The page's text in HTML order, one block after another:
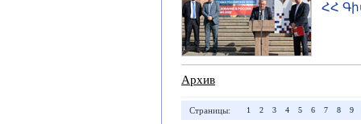
ՀՀ
Архив
Страницы: 1 2 3 4 5 6 7 8 9